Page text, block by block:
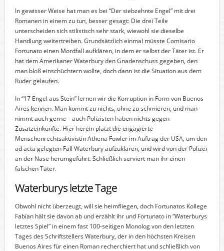
In gewisser Weise hat man es bei “Der siebzehnte Engel” mit drei
Romanen in einem zu tun, besser gesagt: Die drei Teile
unterscheiden sich stilistisch sehr stark, wiewohl sie dieselbe
Handlung weitertreiben. Grundsätzlich einmal müsste Comisario
Fortunato einen Mordfall aufklären, in dem er selbst der Täter ist. Er
hat dem Amerikaner Waterbury den Gnadenschuss gegeben, den
man bloß einschüchtern wollte, doch dann ist die Situation aus dem
Ruder gelaufen.
In “17 Engel aus Stein” lernen wir die Korruption in Form von Buenos
Aires kennen. Man kommt zu nichts, ohne zu schmieren, und man
nimmt auch gerne – auch Polizisten haben nichts gegen
Zusatzeinkünfte. Hier herein platzt die engagierte
Menschenrechtsaktivistin Athena Fowler im Auftrag der USA, um den
ad acta gelegten Fall Waterbury aufzuklären, und wird von der Polizei
an der Nase herumgeführt. Schließlich serviert man ihr einen
falschen Täter.
Waterburys letzte Tage
Obwohl nicht überzeugt, will sie heimfliegen, doch Fortunatos Kollege
Fabian hält sie davon ab und erzählt ihr und Fortunato in “Waterburys
letztes Spiel” in einem fast 100-seitigen Monolog von den letzten
Tages des Schriftstellers Waterbury, der in den höchsten Kreisen
Buenos Aires für einen Roman recherchiert hat und schließlich von